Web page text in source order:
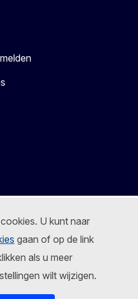
U kunt naar
gaan of op de link
als u meer
wilt wijzigen.